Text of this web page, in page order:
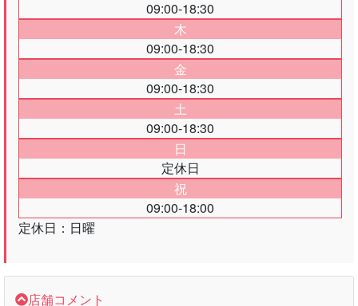
営業時間
月
09:00-18:30
火
09:00-18:30
水
09:00-18:30
金